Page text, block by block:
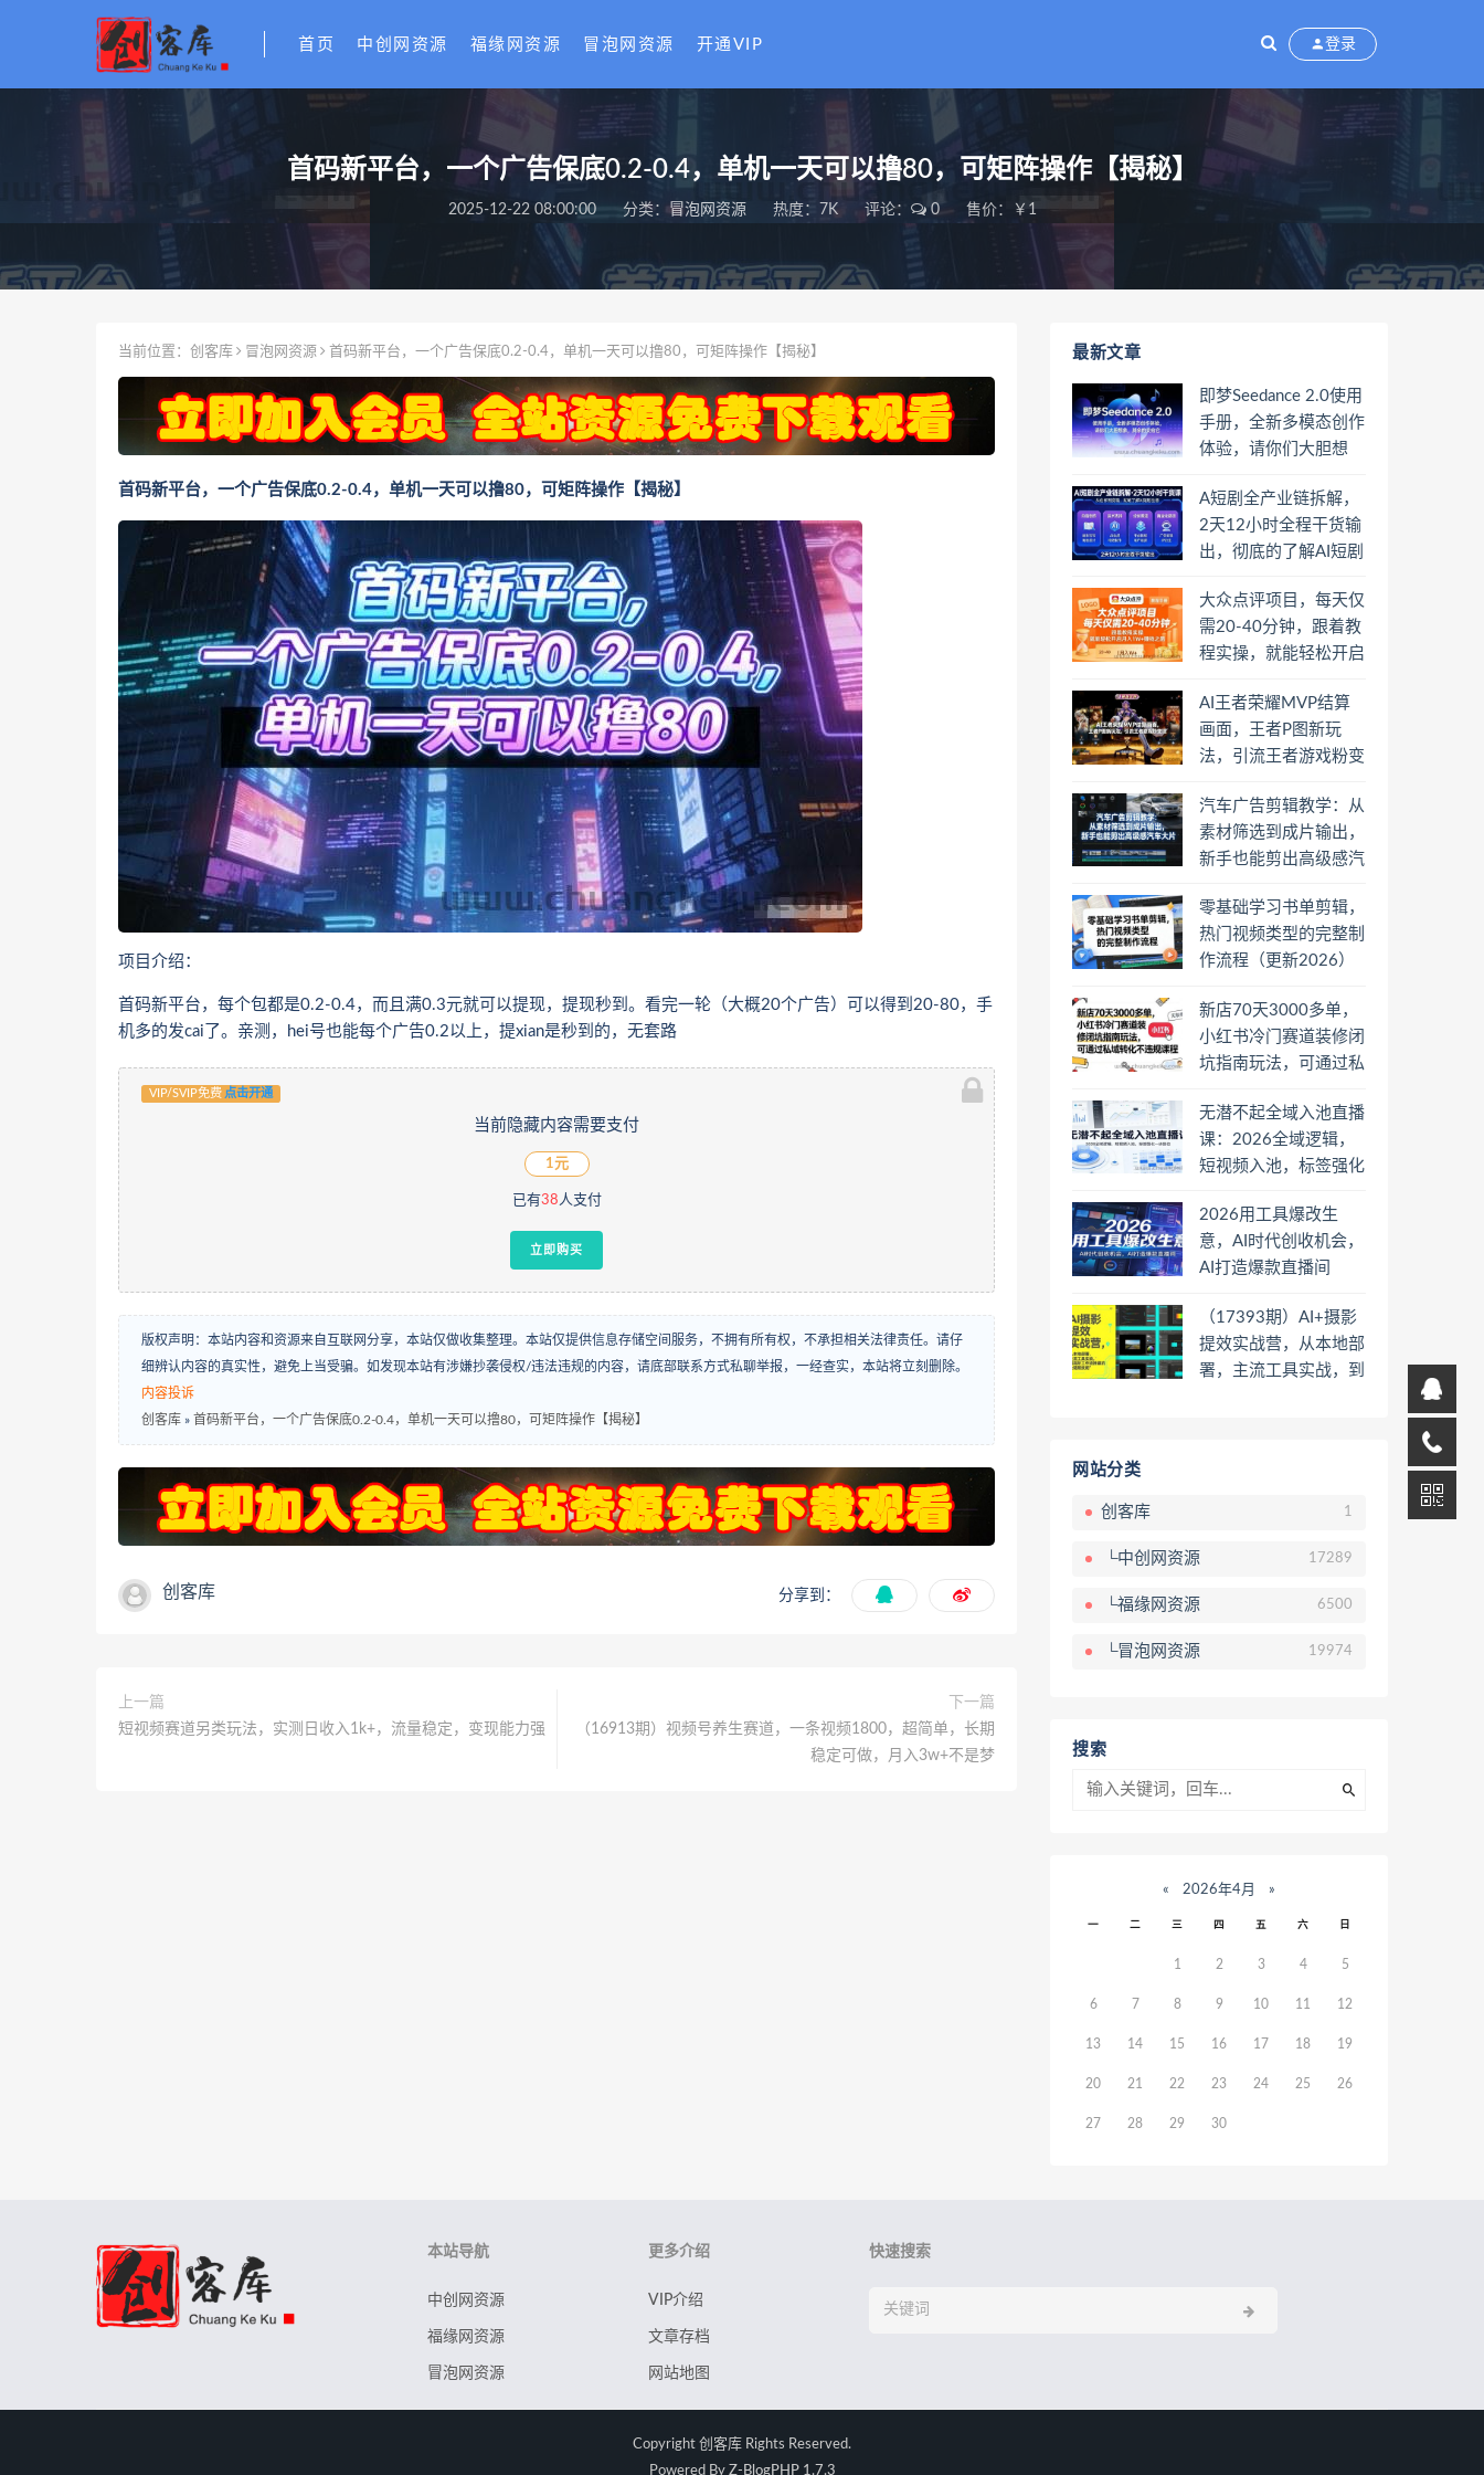
首页 中创网资源 福缘网资源 冒泡网资源 开通VIP 登录
首码新平台，一个广告保底0.2-0.4，单机一天可以撸80，可矩阵操作【揭秘】
2025-12-22 08:00:00 分类： 冒泡网资源 热度：7K 评论： 0 售价：￥1
当前位置： 创客库 冒泡网资源 首码新平台，一个广告保底0.2-0.4，单机一天可以撸80，可矩阵操作【揭秘】
首码新平台，一个广告保底0.2-0.4，单机一天可以撸80，可矩阵操作【揭秘】
项目介绍：
首码新平台，每个包都是0.2-0.4，而且满0.3元就可以提现，提现秒到。看完一轮（大概20个广告）可以得到20-80，手
机多的发cai了。亲测，hei号也能每个广告0.2以上，提xian是秒到的，无套路
VIP/SVIP免费 点击开通
当前隐藏内容需要支付
1元
已有38人支付
立即购买
版权声明：本站内容和资源来自互联网分享，本站仅做收集整理。本站仅提供信息存储空间服务，不拥有所有权，不承担相关法律责任。请仔
细辨认内容的真实性，避免上当受骗。如发现本站有涉嫌抄袭侵权/违法违规的内容，请底部联系方式私聊举报，一经查实，本站将立刻删除。
内容投诉
创客库 » 首码新平台，一个广告保底0.2-0.4，单机一天可以撸80，可矩阵操作【揭秘】
创客库 分享到：
上一篇
短视频赛道另类玩法，实测日收入1k+，流量稳定，变现能力强
下一篇
（16913期）视频号养生赛道，一条视频1800，超简单，长期
稳定可做，月入3w+不是梦
最新文章
即梦Seedance 2.0使用
手册，全新多模态创作
体验，请你们大胆想
A短剧全产业链拆解，
2天12小时全程干货输
出，彻底的了解AI短剧
大众点评项目，每天仅
需20-40分钟，跟着教
程实操，就能轻松开启
AI王者荣耀MVP结算
画面，王者P图新玩
法，引流王者游戏粉变
汽车广告剪辑教学：从
素材筛选到成片输出，
新手也能剪出高级感汽
零基础学习书单剪辑，
热门视频类型的完整制
作流程（更新2026）
新店70天3000多单，
小红书冷门赛道装修闭
坑指南玩法，可通过私
无潜不起全域入池直播
课：2026全域逻辑，
短视频入池，标签强化
2026用工具爆改生
意，AI时代创收机会，
AI打造爆款直播间
（17393期）AI+摄影
提效实战营，从本地部
署，主流工具实战，到
网站分类
创客库 1
└中创网资源 17289
└福缘网资源 6500
└冒泡网资源 19974
搜索
« 2026年4月 »
一 二 三 四 五 六 日
1 2 3 4 5
6 7 8 9 10 11 12
13 14 15 16 17 18 19
20 21 22 23 24 25 26
27 28 29 30
本站导航
中创网资源
福缘网资源
冒泡网资源
更多介绍
VIP介绍
文章存档
网站地图
快速搜索
Copyright 创客库 Rights Reserved.
Powered By Z-BlogPHP 1.7.3